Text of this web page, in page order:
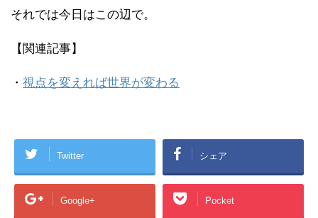
それでは今日はこの辺で。
【関連記事】
・ 視点を変えれば世界が変わる
Twitter シェア
Google+ Pocket